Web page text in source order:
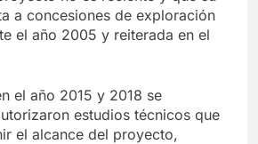
a concesiones de exploración
el año 2005 y reiterada en el
el año 2015 y 2018 se
estudios técnicos que
el alcance del proyecto,